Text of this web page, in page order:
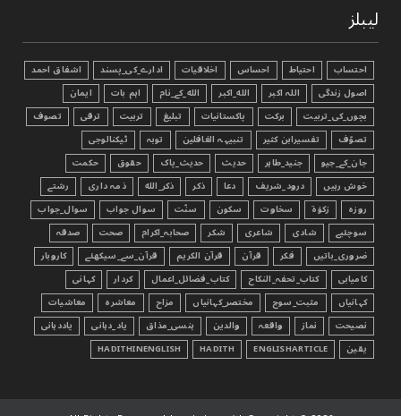
لیبلز
احتساب احتیاط احساس اخلاقیات ادارے_کی_پسند
اشفاق احمد
اصول زندگی
اللہ اکبر الله_اکبر الله_کے_نام اہم بات
ایمان
بچوں_کی_تربیت
برکت پاکستانیات تبليغ تربیت ترقی
تصوف
تصوّف
تفسیرابن کثیر تنبیہہ الغافلین توبہ
ٹیکنالوجی
جان_کے_جیو
جنید_طاہر حدیث حدیث_پاک حقوق
حکمت
خوش رہیں
درود_شریف دعا ذکر ذکر_الله ذمہ داری
رشتے
روزہ
زکوٰۃ سخاوت سکون سنّت سوال جواب
سوال_جواب
سوچئیے
شادی شاعری شکر صحابہ_اکرام صحت
صدقہ
ضروری_باتیں
فکر قرآن قرآن الکریم قرآن_سے_سیکھئے
کاروبار
کامیابی
کتاب_تحفہ_النکاح کتاب_فضائل_اعمال کردار
کہانی
کہانیاں
مثبت_سوچ مختصر_کہانیاں مزاح معاشرہ
معاشیات
نصیحت
نماز واقعہ والدین ہنسی_مذاق یاد_دہانی
یاددہانی
یقین
ENGLISHARTICLE
HADITH
HADITHINENGLISH